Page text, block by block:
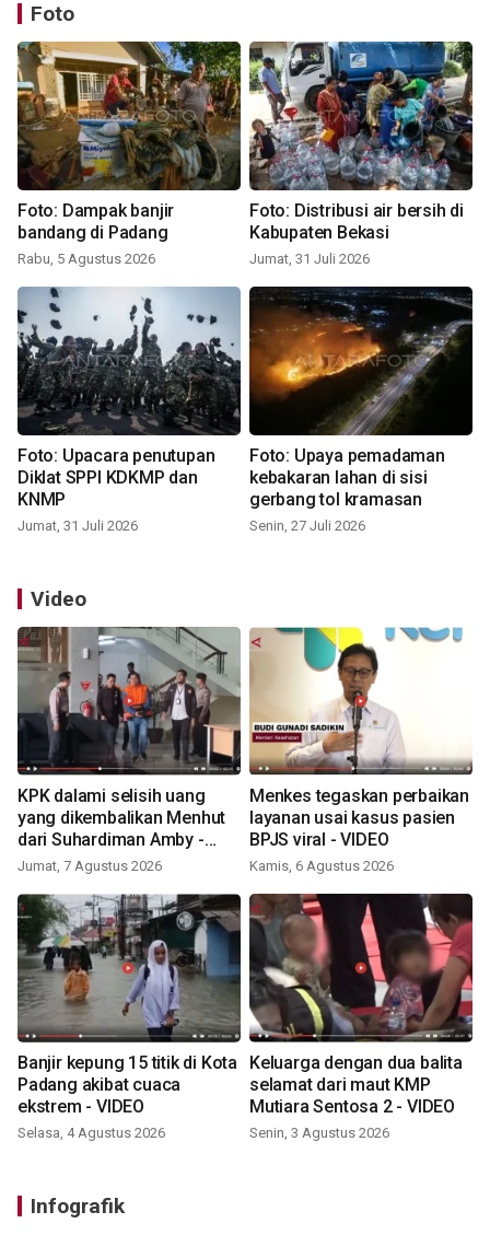
Foto
Foto: Dampak banjir
bandang di Padang
Rabu, 5 Agustus 2026
Foto: Distribusi air bersih di
Kabupaten Bekasi
Jumat, 31 Juli 2026
Foto: Upacara penutupan
Diklat SPPI KDKMP dan
KNMP
Jumat, 31 Juli 2026
Foto: Upaya pemadaman
kebakaran lahan di sisi
gerbang tol kramasan
Senin, 27 Juli 2026
Video
KPK dalami selisih uang
yang dikembalikan Menhut
dari Suhardiman Amby -
VIDEO
Jumat, 7 Agustus 2026
Menkes tegaskan perbaikan
layanan usai kasus pasien
BPJS viral - VIDEO
Kamis, 6 Agustus 2026
Banjir kepung 15 titik di Kota
Padang akibat cuaca
ekstrem - VIDEO
Selasa, 4 Agustus 2026
Keluarga dengan dua balita
selamat dari maut KMP
Mutiara Sentosa 2 - VIDEO
Senin, 3 Agustus 2026
Infografik